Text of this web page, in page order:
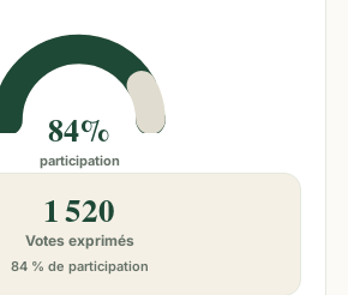
84%
participation
1 520
Votes exprimés
84 % de participation